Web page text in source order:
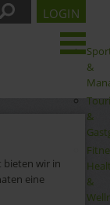
&
&
&
LOGIN
bieten wir in
eine